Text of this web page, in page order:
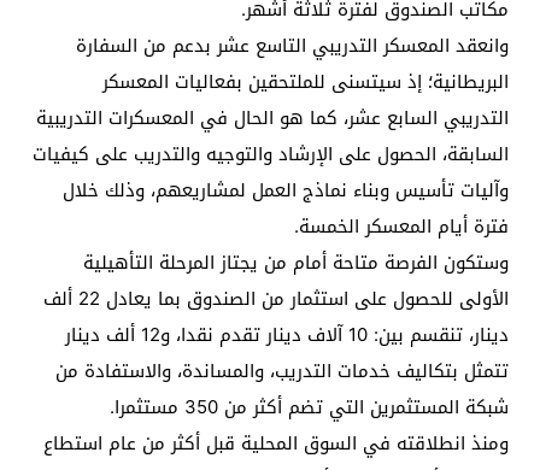
مكاتب الصندوق لفترة ثلاثة أشهر.
وانعقد المعسكر التدريبي التاسع عشر بدعم من السفارة
البريطانية؛ إذ سيتسنى للملتحقين بفعاليات المعسكر
التدريبي السابع عشر، كما هو الحال في المعسكرات التدريبية
السابقة، الحصول على الإرشاد والتوجيه والتدريب على كيفيات
وآليات تأسيس وبناء نماذج العمل لمشاريعهم، وذلك خلال
فترة أيام المعسكر الخمسة.
وستكون الفرصة متاحة أمام من يجتاز المرحلة التأهيلية
الأولى للحصول على استثمار من الصندوق بما يعادل 22 ألف
دينار، تنقسم بين: 10 آلاف دينار تقدم نقدا، و12 ألف دينار
تتمثل بتكاليف خدمات التدريب، والمساندة، والاستفادة من
شبكة المستثمرين التي تضم أكثر من 350 مستثمرا.
ومنذ انطلاقته في السوق المحلية قبل أكثر من عام استطاع